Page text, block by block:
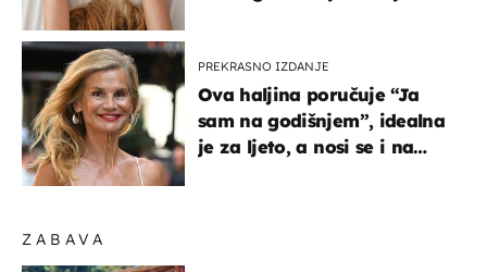
ZABAVA
PREKRASNO IZDANJE
Ova haljina poručuje “Ja
sam na godišnjem”, idealna
je za ljeto, a nosi se i na